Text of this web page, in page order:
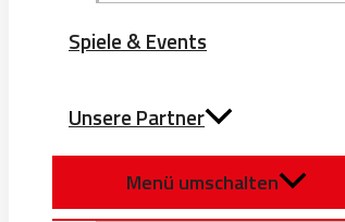
Spiele & Events
Unsere Partner
Menü umschalten